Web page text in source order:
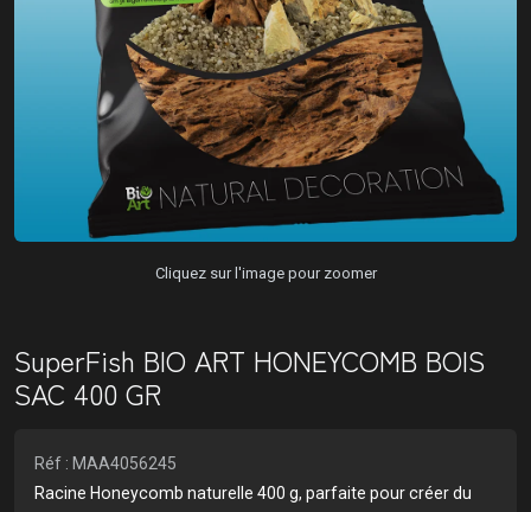
Cliquez sur l'image pour zoomer
SuperFish BIO ART HONEYCOMB BOIS
SAC 400 GR
Réf : MAA4056245
Racine Honeycomb naturelle 400 g, parfaite pour créer du